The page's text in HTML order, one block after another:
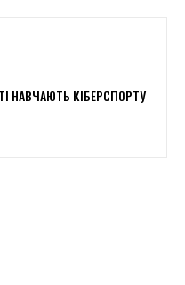
НАВЧАЮТЬ КІБЕРСПОРТУ